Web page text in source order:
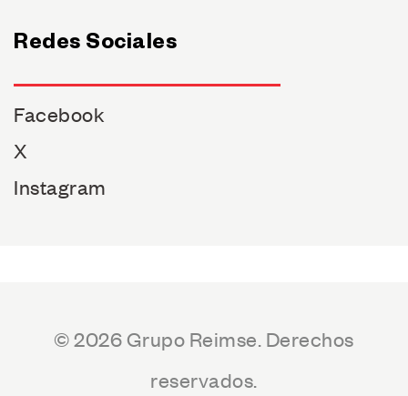
Redes Sociales
Facebook
X
Instagram
© 2026 Grupo Reimse. Derechos
reservados.